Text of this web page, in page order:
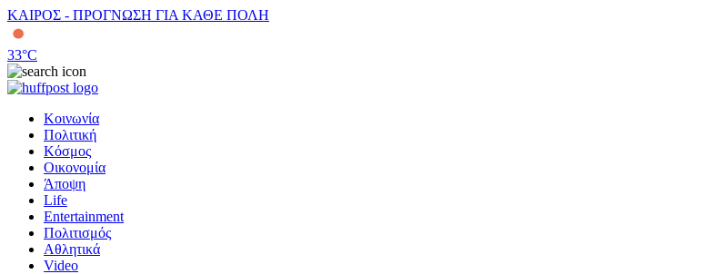
ΚΑΙΡΟΣ - ΠΡΟΓΝΩΣΗ ΓΙΑ ΚΑΘΕ ΠΟΛΗ
33°C
Κοινωνία
Πολιτική
Κόσμος
Οικονομία
Άποψη
Life
Entertainment
Πολιτισμός
Αθλητικά
Video